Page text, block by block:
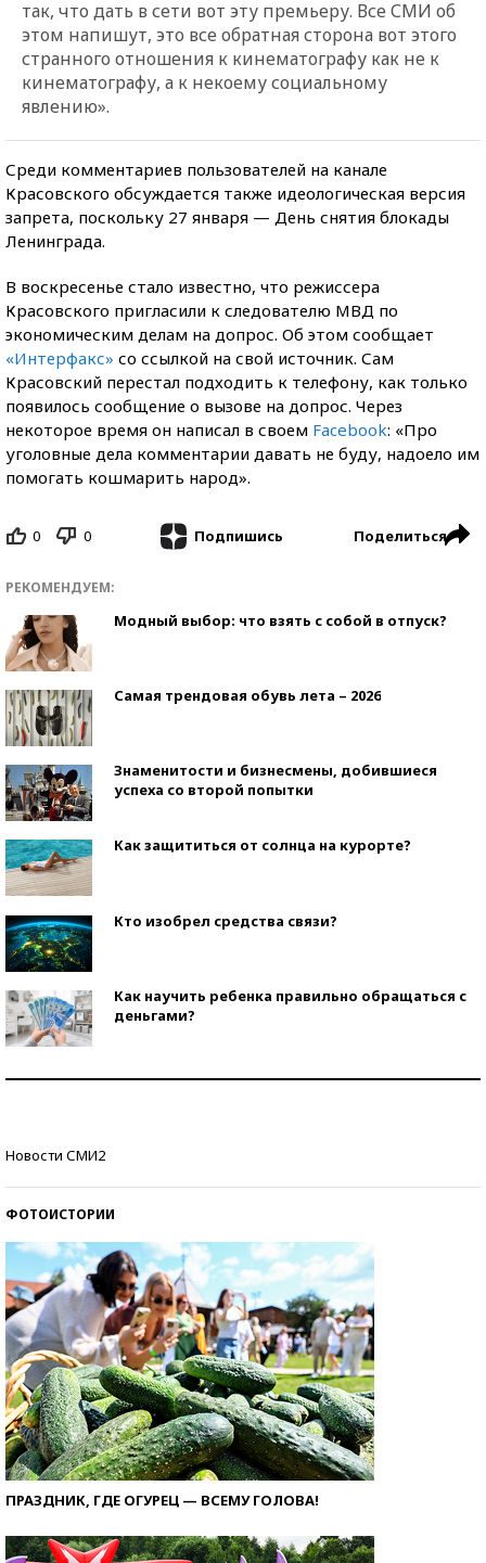
так, что дать в сети вот эту премьеру. Все СМИ об
этом напишут, это все обратная сторона вот этого
странного отношения к кинематографу как не к
кинематографу, а к некоему социальному
явлению».
Среди комментариев пользователей на канале
Красовского обсуждается также идеологическая версия
запрета, поскольку 27 января — День снятия блокады
Ленинграда.
В воскресенье стало известно, что режиссера
Красовского пригласили к следователю МВД по
экономическим делам на допрос. Об этом сообщает
«Интерфакс» со ссылкой на свой источник. Сам
Красовский перестал подходить к телефону, как только
появилось сообщение о вызове на допрос. Через
некоторое время он написал в своем Facebook: «Про
уголовные дела комментарии давать не буду, надоело им
помогать кошмарить народ».
0 0 Подпишись Поделиться
РЕКОМЕНДУЕМ:
Модный выбор: что взять с собой в отпуск?
Самая трендовая обувь лета – 2026
Знаменитости и бизнесмены, добившиеся
успеха со второй попытки
Как защититься от солнца на курорте?
Кто изобрел средства связи?
Как научить ребенка правильно обращаться с
деньгами?
Новости СМИ2
ФОТОИСТОРИИ
ПРАЗДНИК, ГДЕ ОГУРЕЦ — ВСЕМУ ГОЛОВА!